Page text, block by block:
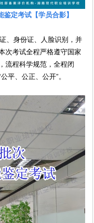
鉴定考试【学员合影】
、身份证、人脸识别，并
次考试全程严格遵守国家
流程科学规范，全程闭
平、公正、公开”。